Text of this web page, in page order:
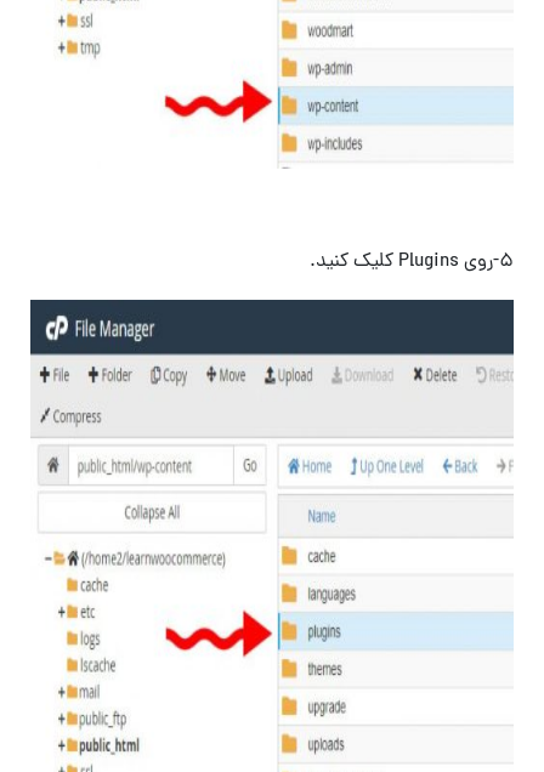
5-روی Plugins کلیک کنید.